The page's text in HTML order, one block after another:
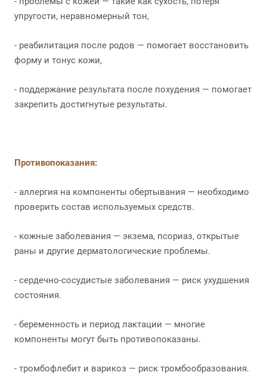
упругости, неравномерный тон,
- реабилитация после родов — помогает восстановить
форму и тонус кожи,
- поддержание результата после похудения — помогает
закрепить достигнутые результаты.
Противопоказания:
- аллергия на компоненты обертывания — необходимо
проверить состав используемых средств.
- кожные заболевания — экзема, псориаз, открытые
раны и другие дерматологические проблемы.
- сердечно-сосудистые заболевания — риск ухудшения
состояния.
- беременность и период лактации — многие
компоненты могут быть противопоказаны.
- тромбофлебит и варикоз — риск тромбообразования.